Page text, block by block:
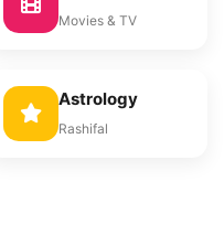
Movies & TV
Astrology
Rashifal